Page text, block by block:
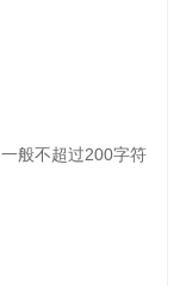
一般不超过200字符